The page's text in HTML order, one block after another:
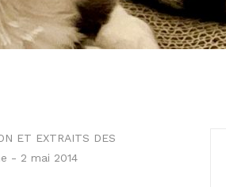
ET EXTRAITS DES
- 2 mai 2014